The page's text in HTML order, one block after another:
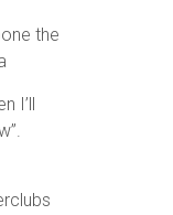
the
I’ll